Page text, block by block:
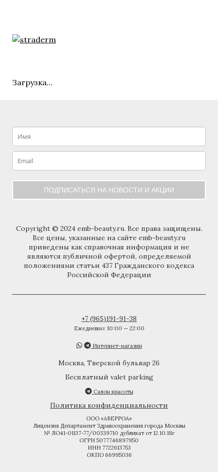
Загрузка...
ПОДПИСАТЬСЯ НА НОВОСТИ И АКЦИИ
Copyright © 2024 emb-beauty.ru. Все права защищены.
Все цены, указанные на сайте emb-beauty.ru
приведены как справочная информация и не
являются публичной офертой, определяемой
положениями статьи 437 Гражданского кодекса
Российской Федерации
+7 (965)191-91-38
Ежедневно: 10:00 — 22:00
Интернет-магазин
Москва, Тверской бульвар 26
Бесплатный valet parking
Салон красоты
Политика конфиденциальности
ООО «АВЕРРОА»
Лицензия Департамент Здравоохранения города Москвы
№ ЛО41-01137-77/00339710 дубликат от 12.10.18г
ОГРН 5077746897950
ИНН 7722613753
ОКПО 66995036